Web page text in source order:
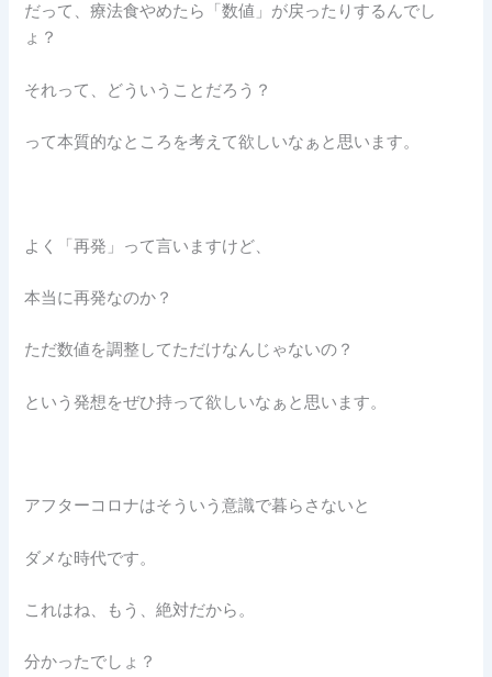
だって、療法食やめたら「数値」が戻ったりするんでし
ょ？
それって、どういうことだろう？
って本質的なところを考えて欲しいなぁと思います。
よく「再発」って言いますけど、
本当に再発なのか？
ただ数値を調整してただけなんじゃないの？
という発想をぜひ持って欲しいなぁと思います。
アフターコロナはそういう意識で暮らさないと
ダメな時代です。
これはね、もう、絶対だから。
分かったでしょ？